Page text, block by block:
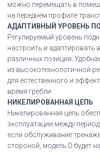
можно перемещать в
на переднем профиле
АДАПТИВНЫЙ УРОВЕНЬ
Регулируемый уровень
настроить и адаптировать
различных позиция.
из высокотехнологичной
для естественного и
время гребли.
НИКЕЛИРОВАННАЯ ЦЕПЬ
Никелированная цепь
эксплуатации между
если обслуживание
стороной, модель D будет